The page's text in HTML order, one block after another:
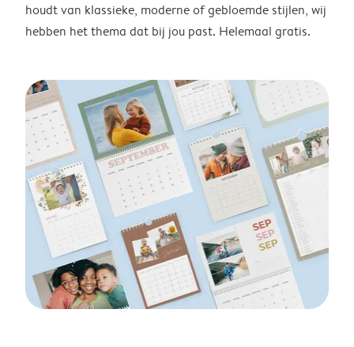
houdt van klassieke, moderne of gebloemde stijlen, wij
hebben het thema dat bij jou past. Helemaal gratis.